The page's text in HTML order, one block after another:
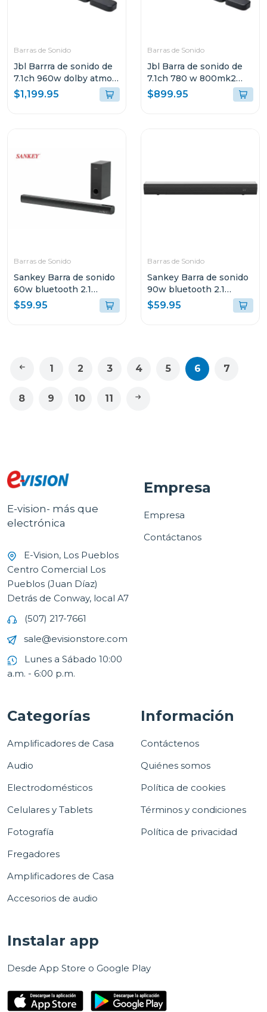
Barras de Sonido
Jbl Barrra de sonido de
7.1ch 960w dolby atmos
bar1000m2
$1,199.95
Barras de Sonido
Jbl Barra de sonido de
7.1ch 780 w 800mk2
dolby atmos bar800m2
$899.95
Barras de Sonido
Sankey Barra de sonido
60w bluetooth 2.1
canales + subwoofer
hmt66
$59.95
Barras de Sonido
Sankey Barra de sonido
90w bluetooth 2.1
canales + subwoofer
hmt83
$59.95
1 2 3 4 5 6 7
8 9 10 11
E-vision- más que
electrónica
E-Vision, Los Pueblos
Centro Comercial Los
Pueblos (Juan Díaz)
Detrás de Conway, local A7
(507) 217-7661
sale@evisionstore.com
Lunes a Sábado 10:00
a.m. - 6:00 p.m.
Empresa
Empresa
Contáctanos
Categorías
Amplificadores de Casa
Audio
Electrodomésticos
Celulares y Tablets
Fotografía
Fregadores
Amplificadores de Casa
Accesorios de audio
Información
Contáctenos
Quiénes somos
Política de cookies
Términos y condiciones
Política de privacidad
Instalar app
Desde App Store o Google Play